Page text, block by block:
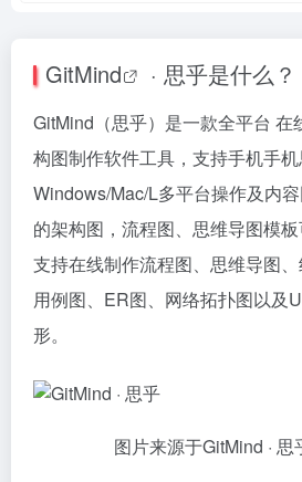
GitMind · 思乎是什么？
GitMind（思乎）是一款全平台 在
构图制作软件工具，支持手机手机
Windows/Mac/L多平台操作及内
的架构图，流程图、思维导图模
支持在线制作流程图、思维导图、
用例图、ER图、网络拓扑图以及
形。
图片来源于GitMind ·